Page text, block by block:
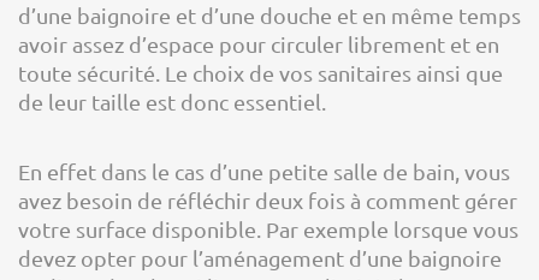
d’une baignoire et d’une douche et en même temps
avoir assez d’espace pour circuler librement et en
toute sécurité. Le choix de vos sanitaires ainsi que
de leur taille est donc essentiel.
En effet dans le cas d’une petite salle de bain, vous
avez besoin de réfléchir deux fois à comment gérer
votre surface disponible. Par exemple lorsque vous
devez opter pour l’aménagement d’une baignoire